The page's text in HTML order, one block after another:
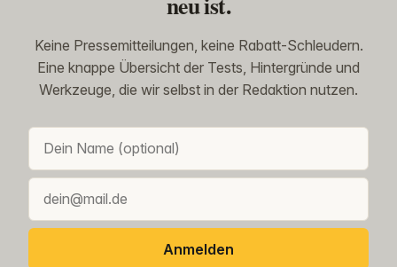
Keine Pressemitteilungen, keine Rabatt-Schleudern.
Eine knappe Übersicht der Tests, Hintergründe und
Werkzeuge, die wir selbst in der Redaktion nutzen.
Anmelden